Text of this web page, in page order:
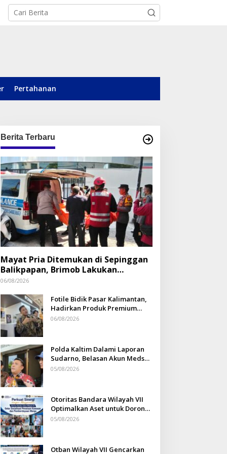
Pertahanan
Berita Terbaru
Mayat Pria Ditemukan di Sepinggan
Balikpapan, Brimob Lakukan
Pengamanan TKP
06/08/2026
Fotile Bidik Pasar Kalimantan,
Hadirkan Produk Premium
Yang Makin Terjangkau
06/08/2026
Polda Kaltim Dalami Laporan
Sudarno, Belasan Akun Medsos
Masih Tahap Penyelidikan
05/08/2026
Otoritas Bandara Wilayah VII
Optimalkan Aset untuk Dorong
Ekonomi Warga Sepinggan
05/08/2026
Otban Wilayah VII Gencarkan